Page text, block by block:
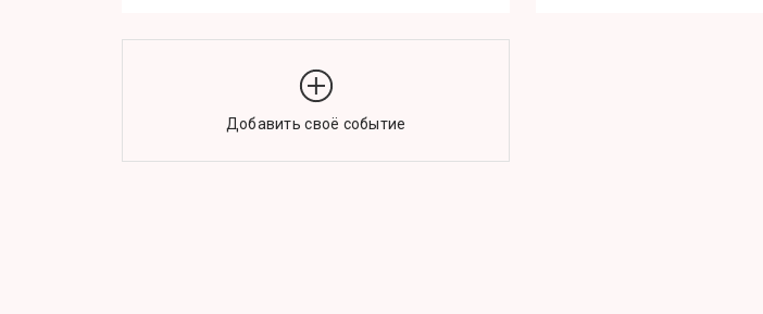
Добавить своё событие